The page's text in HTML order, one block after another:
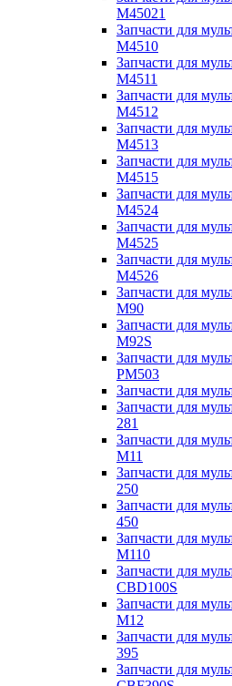
M45021
Запчасти для
M4510
Запчасти для
M4511
Запчасти для
M4512
Запчасти для
M4513
Запчасти для
M4515
Запчасти для
M4524
Запчасти для
M4525
Запчасти для
M4526
Запчасти для
M90
Запчасти для
M92S
Запчасти для
PM503
Запчасти для
Запчасти для
281
Запчасти для
M11
Запчасти для
250
Запчасти для
450
Запчасти для
M110
Запчасти для
CBD100S
Запчасти для
M12
Запчасти для
395
Запчасти для